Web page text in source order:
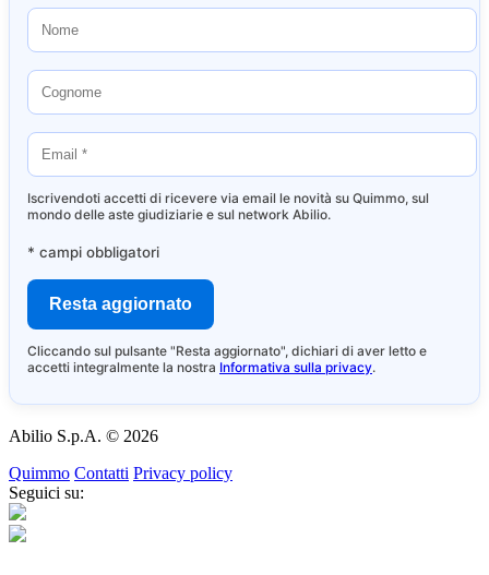
Iscrivendoti accetti di ricevere via email le novità su Quimmo, sul
mondo delle aste giudiziarie e sul network Abilio.
* campi obbligatori
Cliccando sul pulsante "Resta aggiornato", dichiari di aver letto e
accetti integralmente la nostra Informativa sulla privacy.
Abilio S.p.A. © 2026
Quimmo Contatti Privacy policy
Seguici su: